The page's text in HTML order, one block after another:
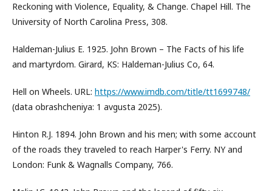
Reckoning with Violence, Equality, & Change. Chapel Hill. The
University of North Carolina Press, 308.
Haldeman-Julius E. 1925. John Brown – The Facts of his life
and martyrdom. Girard, KS: Haldeman-Julius Co, 64.
Hell on Wheels. URL: https://www.imdb.com/title/tt1699748/
(data obrashcheniya: 1 avgusta 2025).
Hinton R.J. 1894. John Brown and his men; with some account
of the roads they traveled to reach Harper's Ferry. NY and
London: Funk & Wagnalls Company, 766.